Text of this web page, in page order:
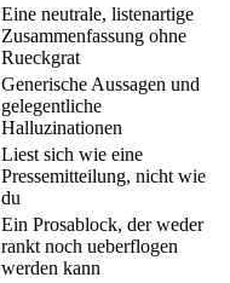
Eine neutrale, listenartige
Zusammenfassung ohne
Rueckgrat
Generische Aussagen und
gelegentliche
Halluzinationen
Liest sich wie eine
Pressemitteilung, nicht wie
du
Ein Prosablock, der weder
rankt noch ueberflogen
werden kann